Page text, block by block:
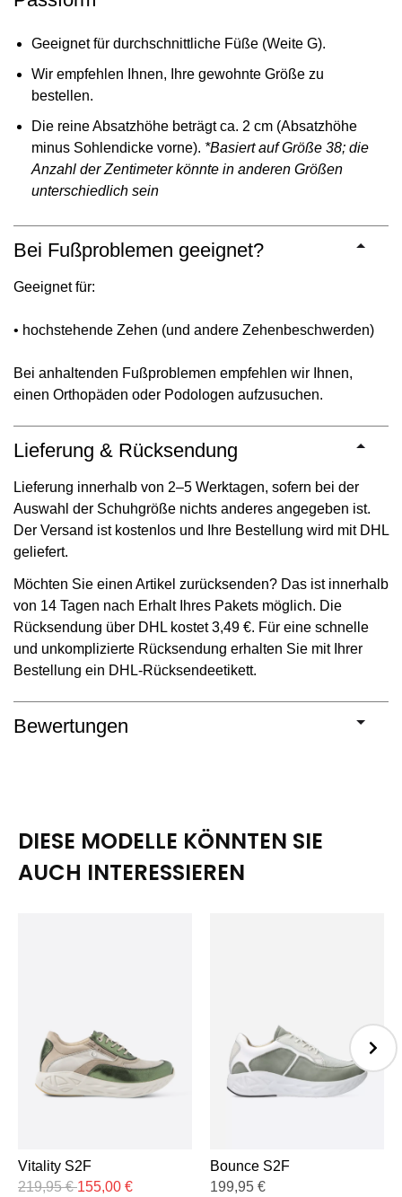
Geeignet für durchschnittliche Füße (Weite G).
Wir empfehlen Ihnen, Ihre gewohnte Größe zu
bestellen.
Die reine Absatzhöhe beträgt ca. 2 cm (Absatzhöhe
minus Sohlendicke vorne). *Basiert auf Größe 38; die
Anzahl der Zentimeter könnte in anderen Größen
unterschiedlich sein
Bei Fußproblemen geeignet?
Geeignet für:
• hochstehende Zehen (und andere Zehenbeschwerden)
Bei anhaltenden Fußproblemen empfehlen wir Ihnen,
einen Orthopäden oder Podologen aufzusuchen.
Lieferung & Rücksendung
Lieferung innerhalb von 2–5 Werktagen, sofern bei der
Auswahl der Schuhgröße nichts anderes angegeben ist.
Der Versand ist kostenlos und Ihre Bestellung wird mit DHL
geliefert.
Möchten Sie einen Artikel zurücksenden? Das ist innerhalb
von 14 Tagen nach Erhalt Ihres Pakets möglich. Die
Rücksendung über DHL kostet 3,49 €. Für eine schnelle
und unkomplizierte Rücksendung erhalten Sie mit Ihrer
Bestellung ein DHL-Rücksendeetikett.
Bewertungen
DIESE MODELLE KÖNNTEN SIE
AUCH INTERESSIEREN
Vitality S2F
219,95€ 155,00 €
Bounce S2F
199,95 €